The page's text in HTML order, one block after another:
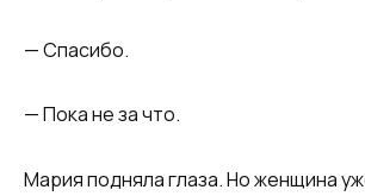
— Спасибо.
— Пока не за что.
Мария подняла глаза. Но женщина